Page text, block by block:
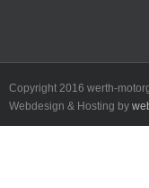
Copyright 2016 werth-
Webdesign & Hosting by